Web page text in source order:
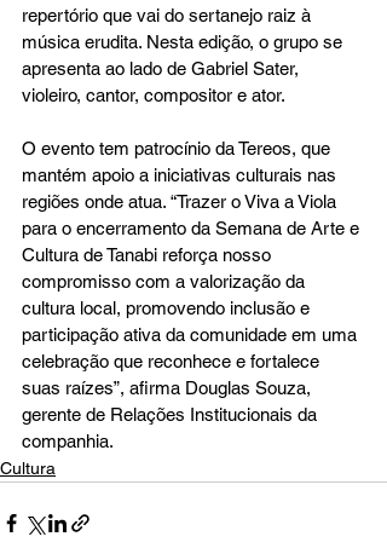
repertório que vai do sertanejo raiz à
música erudita. Nesta edição, o grupo se
apresenta ao lado de Gabriel Sater,
violeiro, cantor, compositor e ator.
O evento tem patrocínio da Tereos, que
mantém apoio a iniciativas culturais nas
regiões onde atua. “Trazer o Viva a Viola
para o encerramento da Semana de Arte e
Cultura de Tanabi reforça nosso
compromisso com a valorização da
cultura local, promovendo inclusão e
participação ativa da comunidade em uma
celebração que reconhece e fortalece
suas raízes”, afirma Douglas Souza,
gerente de Relações Institucionais da
companhia.
Cultura